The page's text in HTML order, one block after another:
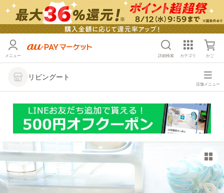
メニュー 詳細検索 カテゴリ かご
リビングート
店舗メニュー